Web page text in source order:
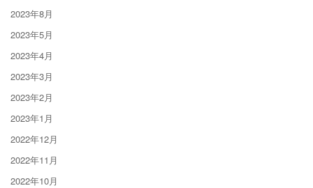
2023年8月
2023年5月
2023年4月
2023年3月
2023年2月
2023年1月
2022年12月
2022年11月
2022年10月